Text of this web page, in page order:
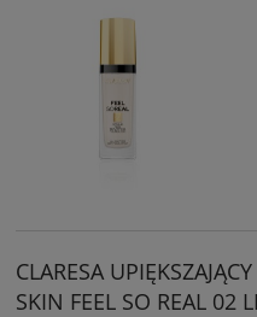
CLARESA
SKIN FEEL SO REAL 02